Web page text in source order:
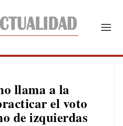
llama a la
el voto
de izquierdas